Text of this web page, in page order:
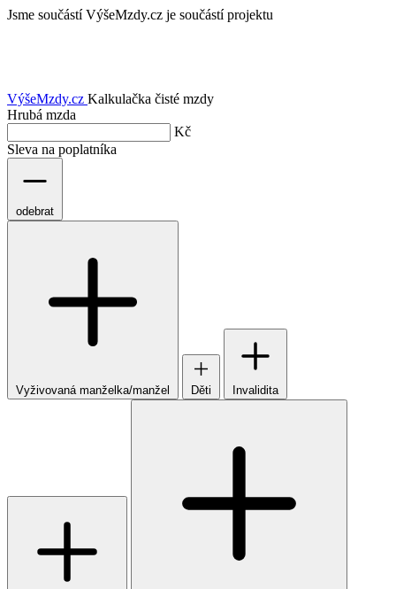
Jsme součástí VýšeMzdy.cz je součástí projektu
VýšeMzdy.cz Kalkulačka čisté mzdy
Hrubá mzda
Kč
Sleva na poplatníka
odebrat
Vyživovaná manželka/manžel Děti Invalidita